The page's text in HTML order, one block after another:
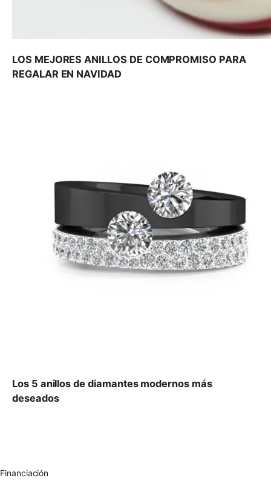
LOS MEJORES ANILLOS DE COMPROMISO PARA
REGALAR EN NAVIDAD
Los 5 anillos de diamantes modernos más
deseados
Financiación